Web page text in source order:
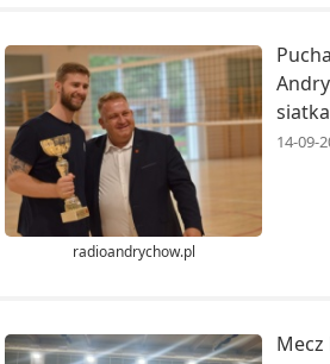
radioandrychow.pl
14-09-
Mecz